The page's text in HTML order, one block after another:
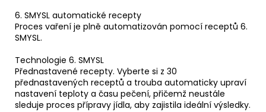
6. SMYSL automatické recepty
Proces vaření je plně automatizován pomocí receptů 6.
SMYSL.
Technologie 6. SMYSL
Přednastavené recepty. Vyberte si z 30
přednastavených receptů a trouba automaticky upraví
nastavení teploty a času pečení, přičemž neustále
sleduje proces přípravy jídla, aby zajistila ideální výsledky.